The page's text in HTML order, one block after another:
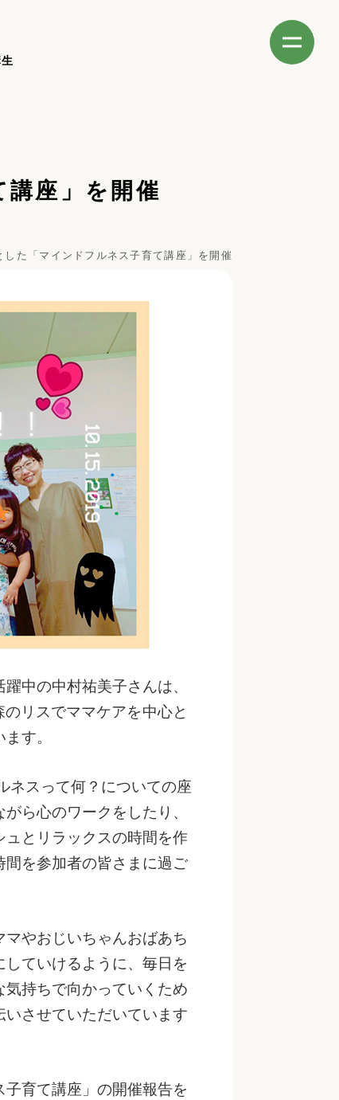
座」を開催
した「マインドフルネス子育て講座」を開催
中の中村祐美子さんは、
リスでママケアを中心と
す。
ネスって何？についての座
ら心のワークをしたり、
とリラックスの時間を作
間を参加者の皆さまに過ご
マやおじいちゃんおばあち
ていけるように、毎日を
持ちで向かっていくため
させていただいています
育て講座」の開催報告を